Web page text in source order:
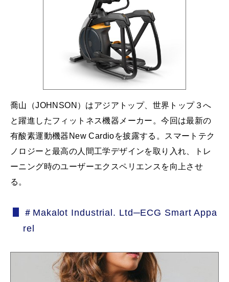
喬山（JOHNSON）はアジアトップ、世界トップ３へ
と躍進したフィットネス機器メーカー。今回は最新の
有酸素運動機器New Cardioを披露する。スマートテク
ノロジーと最高の人間工学デザインを取り入れ、トレ
ーニング時のユーザーエクスペリエンスを向上させ
る。
＃Makalot Industrial. Ltd─ECG Smart Appa
rel